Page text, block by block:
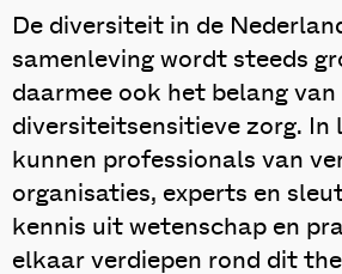
De diversiteit in de
samenleving wordt steeds
daarmee ook het belang van
diversiteitsensitieve zorg. In
kunnen professionals van
organisaties, experts en
kennis uit wetenschap en
elkaar verdiepen rond dit